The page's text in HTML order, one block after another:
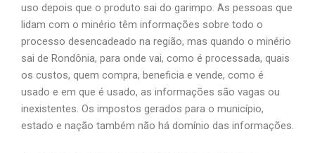
uso depois que o produto sai do garimpo. As pessoas que
lidam com o minério têm informações sobre todo o
processo desencadeado na região, mas quando o minério
sai de Rondônia, para onde vai, como é processada, quais
os custos, quem compra, beneficia e vende, como é
usado e em que é usado, as informações são vagas ou
inexistentes. Os impostos gerados para o município,
estado e nação também não há domínio das informações.